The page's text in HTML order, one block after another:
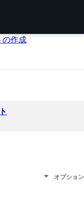
の作成
オプション